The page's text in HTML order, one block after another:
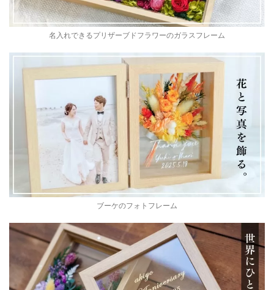
名入れできるプリザーブドフラワーのガラスフレーム
ブーケのフォトフレーム